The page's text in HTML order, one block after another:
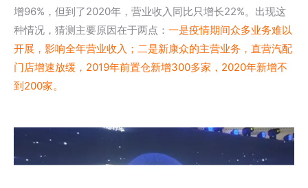
增96%，但到了2020年，营业收入同比只增长22%。出现这
种情况，猜测主要原因在于两点： 一是疫情期间众多业务难以
开展，影响全年营业收入；二是新康众的主营业务，直营汽配
门店增速放缓，2019年前置仓新增300多家，2020年新增不
到200家。